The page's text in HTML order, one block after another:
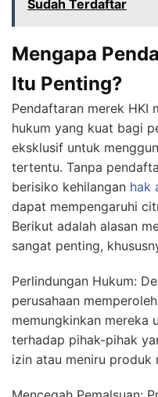
Sudah Terdaftar
Mengapa
Itu Penting?
Pendaftaran merek HKI
hukum yang kuat bagi
eksklusif untuk
tertentu. Tanpa
berisiko kehilangan hak
dapat mempengaruhi
Berikut adalah alasan
sangat penting,
Perlindungan Hukum:
perusahaan
memungkinkan mereka
terhadap pihak-pihak
izin atau meniru produk